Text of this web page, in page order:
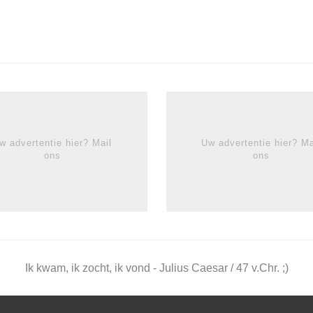
advertentie hier? Mail
ons
Uw advertentie hier?
ons
Ik kwam, ik zocht, ik vond - Julius Caesar / 47 v.Chr. ;)